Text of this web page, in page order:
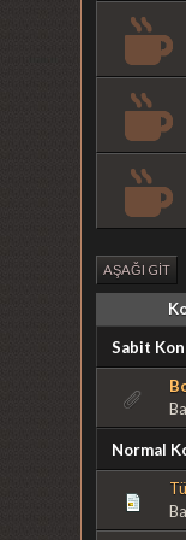
AŞAĞI GIT
Sabit
Normal